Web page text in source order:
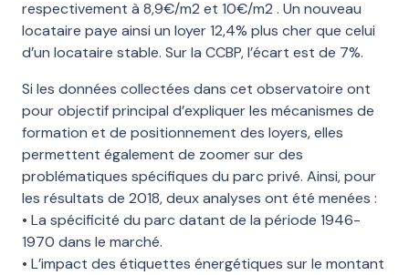
respectivement à 8,9€/m2 et 10€/m2 . Un nouveau
locataire paye ainsi un loyer 12,4% plus cher que celui
d’un locataire stable. Sur la CCBP, l’écart est de 7%.
Si les données collectées dans cet observatoire ont
pour objectif principal d’expliquer les mécanismes de
formation et de positionnement des loyers, elles
permettent également de zoomer sur des
problématiques spécifiques du parc privé. Ainsi, pour
les résultats de 2018, deux analyses ont été menées :
• La spécificité du parc datant de la période 1946-
1970 dans le marché.
• L’impact des étiquettes énergétiques sur le montant